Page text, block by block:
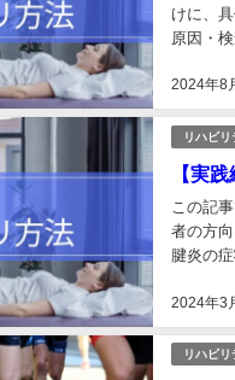
2024年8
けに、
原因・
リハビ
【実
2024年3
この記
者の方
腱炎の
リハビ